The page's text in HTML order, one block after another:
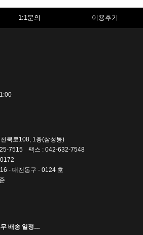
1:1문의 이용후기
북로108, 1층(삼성동)
7515
팩스 : 042-632-7548
- 대전동구 - 0124 호
배송 일정…